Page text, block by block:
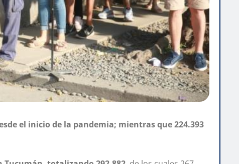
el inicio de la pandemia; mientras que 224.393